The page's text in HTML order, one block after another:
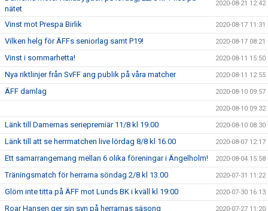
nätet
2020-08-21 12:42
Vinst mot Prespa Birlik 2020-08-17 11:31
Vilken helg för ÄFFs seniorlag samt P19! 2020-08-17 08:21
Vinst i sommarhetta! 2020-08-11 15:50
Nya riktlinjer från SvFF ang publik på våra matcher 2020-08-11 12:55
ÄFF damlag 2020-08-10 09:57
2020-08-10 09:32
Länk till Damernas seriepremiär 11/8 kl 19.00 2020-08-10 08:30
Länk till att se herrmatchen live lördag 8/8 kl 16.00 2020-08-07 12:17
Ett samarrangemang mellan 6 olika föreningar i Ängelholm! 2020-08-04 15:58
Träningsmatch för herrarna söndag 2/8 kl 13.00 2020-07-31 11:22
Glöm inte titta på ÄFF mot Lunds BK i kväll kl 19:00 2020-07-30 16:13
Roar Hansen ger sin syn på herrarnas säsong 2020-07-27 11:20